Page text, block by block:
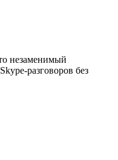
незаменимый
разговоров без